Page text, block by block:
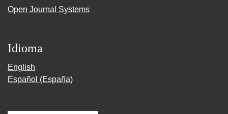
Open Journal Systems
Idioma
English
Español (España)